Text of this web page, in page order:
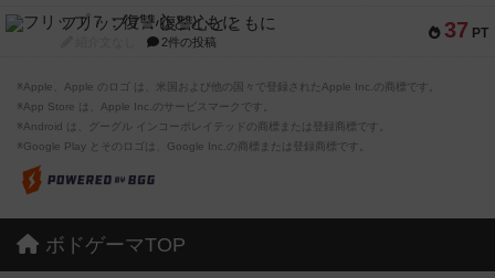
37 PT
フリップ７：復讐心とともに
2件の投稿
※Apple、Apple のロゴ は、米国および他の国々で登録されたApple Inc.の商標です。
※App Store は、Apple Inc.のサービスマークです。
※Android は、グーグル インコーポレイテッドの商標または登録商標です。
※Google Play とそのロゴは、Google Inc.の商標または登録商標です。
ボドゲーマTOP